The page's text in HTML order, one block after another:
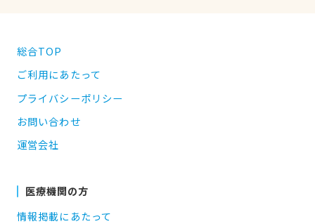
総合TOP
ご利用にあたって
プライバシーポリシー
お問い合わせ
運営会社
医療機関の方
情報掲載にあたって